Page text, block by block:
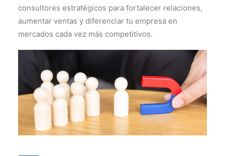
consultores estratégicos para fortalecer relaciones,
aumentar ventas y diferenciar tu empresa en
mercados cada vez más competitivos.